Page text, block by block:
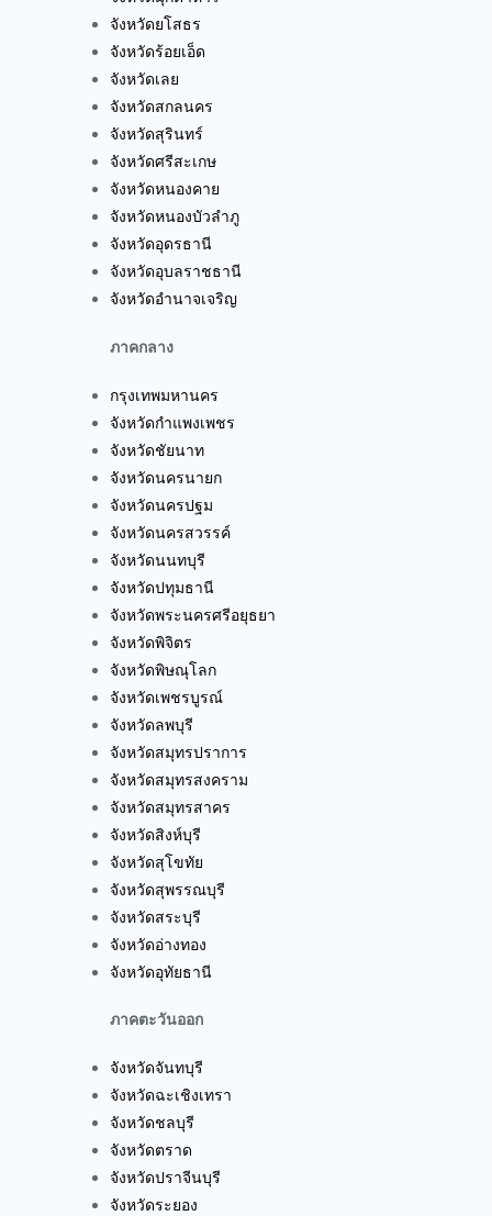
จังหวัดยโสธร
จังหวัดร้อยเอ็ด
จังหวัดเลย
จังหวัดสกลนคร
จังหวัดสุรินทร์
จังหวัดศรีสะเกษ
จังหวัดหนองคาย
จังหวัดหนองบัวลำภู
จังหวัดอุดรธานี
จังหวัดอุบลราชธานี
จังหวัดอำนาจเจริญ
ภาคกลาง
กรุงเทพมหานคร
จังหวัดกำแพงเพชร
จังหวัดชัยนาท
จังหวัดนครนายก
จังหวัดนครปฐม
จังหวัดนครสวรรค์
จังหวัดนนทบุรี
จังหวัดปทุมธานี
จังหวัดพระนครศรีอยุธยา
จังหวัดพิจิตร
จังหวัดพิษณุโลก
จังหวัดเพชรบูรณ์
จังหวัดลพบุรี
จังหวัดสมุทรปราการ
จังหวัดสมุทรสงคราม
จังหวัดสมุทรสาคร
จังหวัดสิงห์บุรี
จังหวัดสุโขทัย
จังหวัดสุพรรณบุรี
จังหวัดสระบุรี
จังหวัดอ่างทอง
จังหวัดอุทัยธานี
ภาคตะวันออก
จังหวัดจันทบุรี
จังหวัดฉะเชิงเทรา
จังหวัดชลบุรี
จังหวัดตราด
จังหวัดปราจีนบุรี
จังหวัดระยอง